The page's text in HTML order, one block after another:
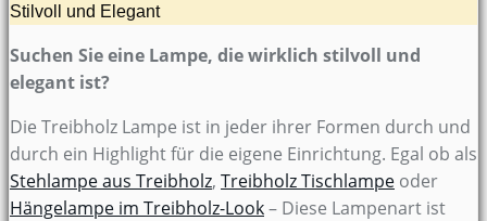
Stilvoll und Elegant
Suchen Sie eine Lampe, die wirklich stilvoll und
elegant ist?
Die Treibholz Lampe ist in jeder ihrer Formen durch und
durch ein Highlight für die eigene Einrichtung. Egal ob als
Stehlampe aus Treibholz, Treibholz Tischlampe oder
Hängelampe im Treibholz-Look– Diese Lampenart ist